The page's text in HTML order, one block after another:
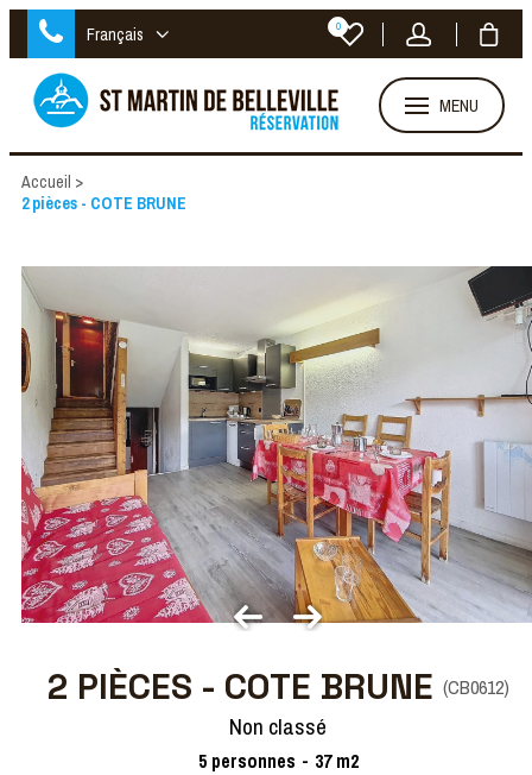
Français 0
MENU
Accueil >
2 pièces - COTE BRUNE
2 PIÈCES - COTE BRUNE (CB0612)
Non classé
5 personnes 37 m2